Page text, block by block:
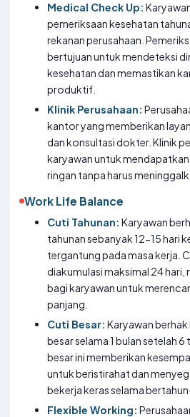
Medical Check Up:
pemeriksaan kesehatan
rekanan perusahaan.
bertujuan untuk mendeteksi
kesehatan dan memastikan
produktif.
Klinik Perusahaan:
kantor yang memberikan
dan konsultasi dokter. Klinik
karyawan untuk
ringan tanpa harus
Work Life Balance
Cuti Tahunan: Karyawan
tahunan sebanyak 12-15 hari
tergantung pada masa kerja.
diakumulasi maksimal 24
bagi karyawan untuk
panjang.
Cuti Besar: Karyawan
besar selama 1 bulan setelah
besar ini memberikan
untuk beristirahat dan
bekerja keras selama
Flexible Working: